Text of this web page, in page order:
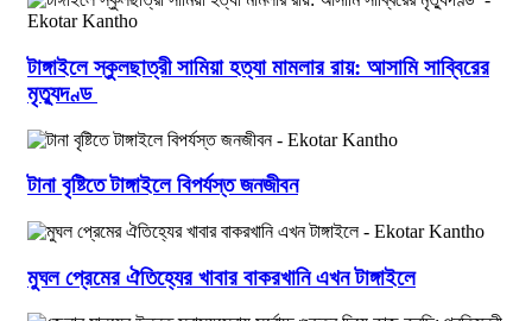
টাঙ্গাইলে স্কুলছাত্রী সামিয়া হত্যা মামলার রায়: আসামি সাব্বিরের
মৃত্যুদণ্ড
টানা বৃষ্টিতে টাঙ্গাইলে বিপর্যস্ত জনজীবন
মুঘল প্রেমের ঐতিহ্যের খাবার বাকরখানি এখন টাঙ্গাইলে